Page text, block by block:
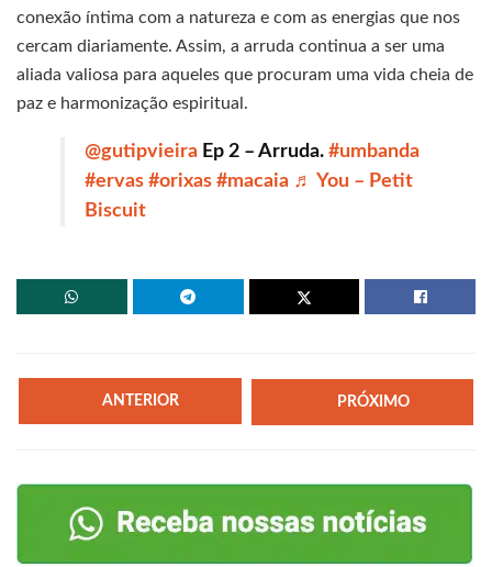
conexão íntima com a natureza e com as energias que nos
cercam diariamente. Assim, a arruda continua a ser uma
aliada valiosa para aqueles que procuram uma vida cheia de
paz e harmonização espiritual.
@gutipvieira Ep 2 – Arruda. #umbanda
#ervas #orixas #macaia ♬ You – Petit
Biscuit
ANTERIOR PRÓXIMO